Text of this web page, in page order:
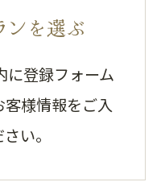
ンを選ぶ
に登録フォーム
様情報をご入
い。